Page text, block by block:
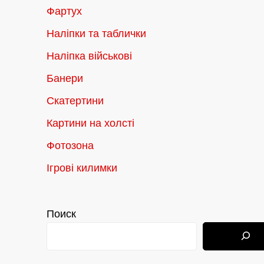
Фартух
Наліпки та таблички
Наліпка військові
Банери
Скатертини
Картини на холсті
Фотозона
Ігрові килимки
Поиск